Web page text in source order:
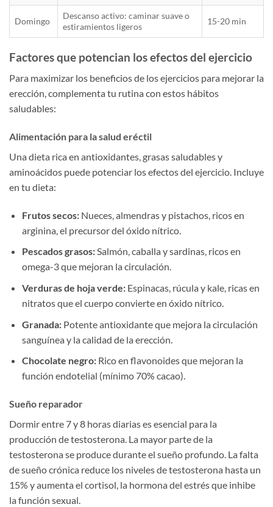
Domingo
Descanso activo: caminar suave o
estiramientos ligeros
15-20 min
Factores que potencian los efectos del ejercicio
Para maximizar los beneficios de los ejercicios para mejorar la
erección, complementa tu rutina con estos hábitos
saludables:
Alimentación para la salud eréctil
Una dieta rica en antioxidantes, grasas saludables y
aminoácidos puede potenciar los efectos del ejercicio. Incluye
en tu dieta:
Frutos secos:Nueces, almendras y pistachos, ricos en
arginina, el precursor del óxido nítrico.
Pescados grasos:Salmón, caballa y sardinas, ricos en
omega-3 que mejoran la circulación.
Verduras de hoja verde:Espinacas, rúcula y kale, ricas en
nitratos que el cuerpo convierte en óxido nítrico.
Granada:Potente antioxidante que mejora la circulación
sanguínea y la calidad de la erección.
Chocolate negro:Rico en flavonoides que mejoran la
función endotelial (mínimo 70% cacao).
Sueño reparador
Dormir entre 7 y 8 horas diarias es esencial para la
producción de testosterona. La mayor parte de la
testosterona se produce durante el sueño profundo. La falta
de sueño crónica reduce los niveles de testosterona hasta un
15% y aumenta el cortisol, la hormona del estrés que inhibe
la función sexual.